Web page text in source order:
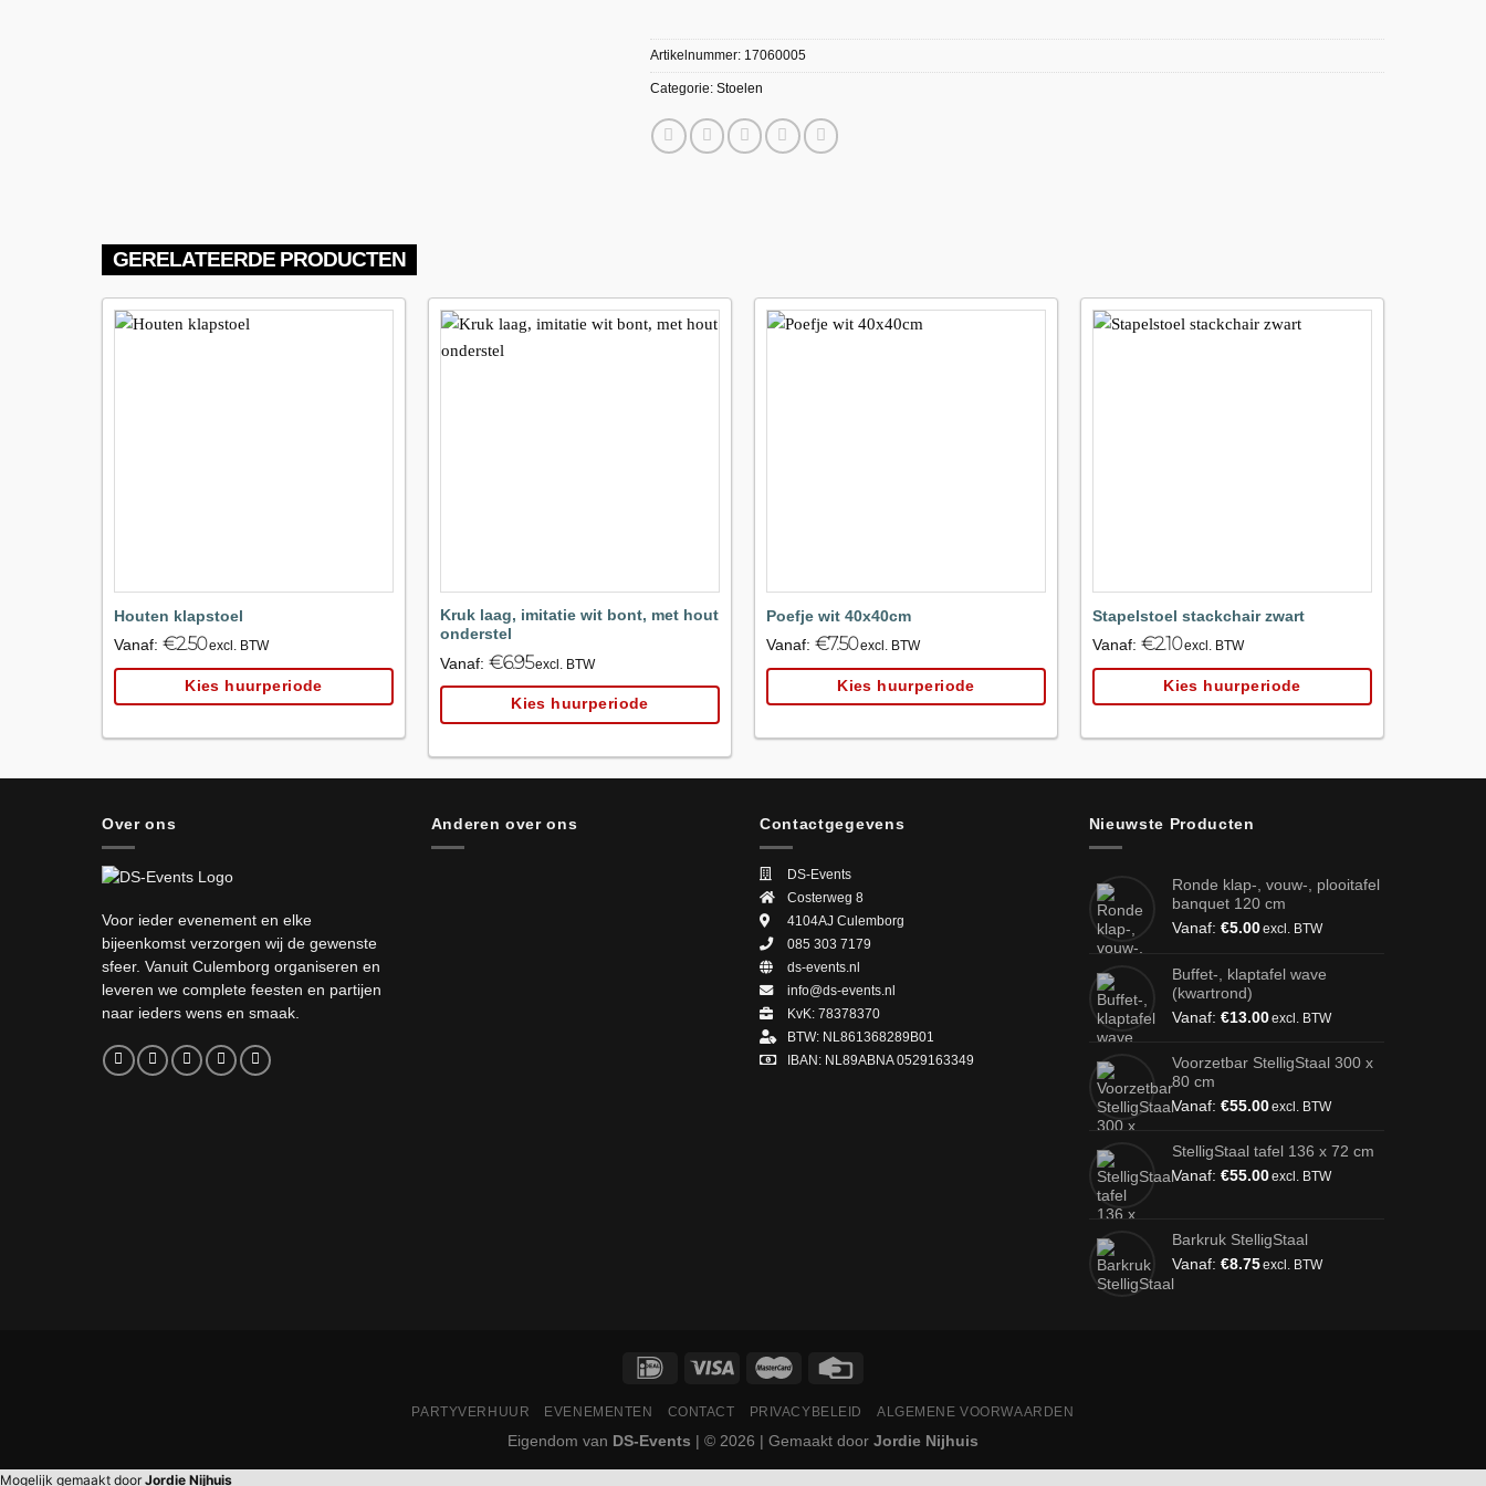
Artikelnummer: 17060005
Categorie: Stoelen
GERELATEERDE PRODUCTEN
Houten klapstoel
Vanaf: €2.50excl. BTW
Kies huurperiode
Kruk laag, imitatie wit bont, met hout
onderstel
Vanaf: €6.95excl. BTW
Kies huurperiode
Poefje wit 40x40cm
Vanaf: €7.50excl. BTW
Kies huurperiode
Stapelstoel stackchair zwart
Vanaf: €2.10excl. BTW
Kies huurperiode
Over ons
Voor ieder evenement en elke
bijeenkomst verzorgen wij de gewenste
sfeer. Vanuit Culemborg organiseren en
leveren we complete feesten en partijen
naar ieders wens en smaak.
Anderen over ons Contactgegevens
DS-Events
Costerweg 8
4104AJ Culemborg
085 303 7179
ds-events.nl
info@ds-events.nl
KvK: 78378370
BTW: NL861368289B01
IBAN: NL89ABNA 0529163349
Nieuwste Producten
Ronde klap-, vouw-, plooitafel
banquet 120 cm
Vanaf: €5.00excl. BTW
Buffet-, klaptafel wave
(kwartrond)
Vanaf: €13.00excl. BTW
Voorzetbar StelligStaal 300 x
80 cm
Vanaf: €55.00excl. BTW
StelligStaal tafel 136 x 72 cm
Vanaf: €55.00excl. BTW
Barkruk StelligStaal
Vanaf: €8.75excl. BTW
PARTYVERHUUR EVENEMENTEN CONTACT PRIVACYBELEID ALGEMENE VOORWAARDEN
Eigendom van DS-Events | © 2026 | Gemaakt door Jordie Nijhuis
Mogelijk gemaakt doorJordie Nijhuis